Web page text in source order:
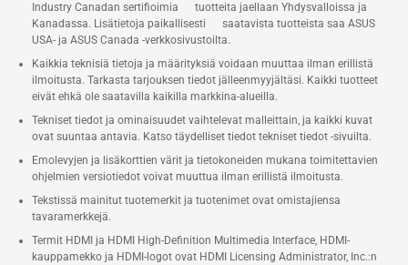
Industry Canadan sertifioimia tuotteita jaellaan Yhdysvalloissa ja
Kanadassa. Lisätietoja paikallisesti saatavista tuotteista saa ASUS
USA- ja ASUS Canada -verkkosivustoilta.
Kaikkia teknisiä tietoja ja määrityksiä voidaan muuttaa ilman erillistä
ilmoitusta. Tarkasta tarjouksen tiedot jälleenmyyjältäsi. Kaikki tuotteet
eivät ehkä ole saatavilla kaikilla markkina-alueilla.
Tekniset tiedot ja ominaisuudet vaihtelevat malleittain, ja kaikki kuvat
ovat suuntaa antavia. Katso täydelliset tiedot tekniset tiedot -sivuilta.
Emolevyjen ja lisäkorttien värit ja tietokoneiden mukana toimitettavien
ohjelmien versiotiedot voivat muuttua ilman erillistä ilmoitusta.
Tekstissä mainitut tuotemerkit ja tuotenimet ovat omistajiensa
tavaramerkkejä.
Termit HDMI ja HDMI High-Definition Multimedia Interface, HDMI-
kauppamekko ja HDMI-logot ovat HDMI Licensing Administrator, Inc.:n